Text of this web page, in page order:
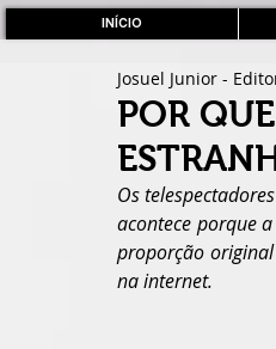
INÍCIO
POR
Josuel Junior -
Os
acontece porque
proporção
na internet.